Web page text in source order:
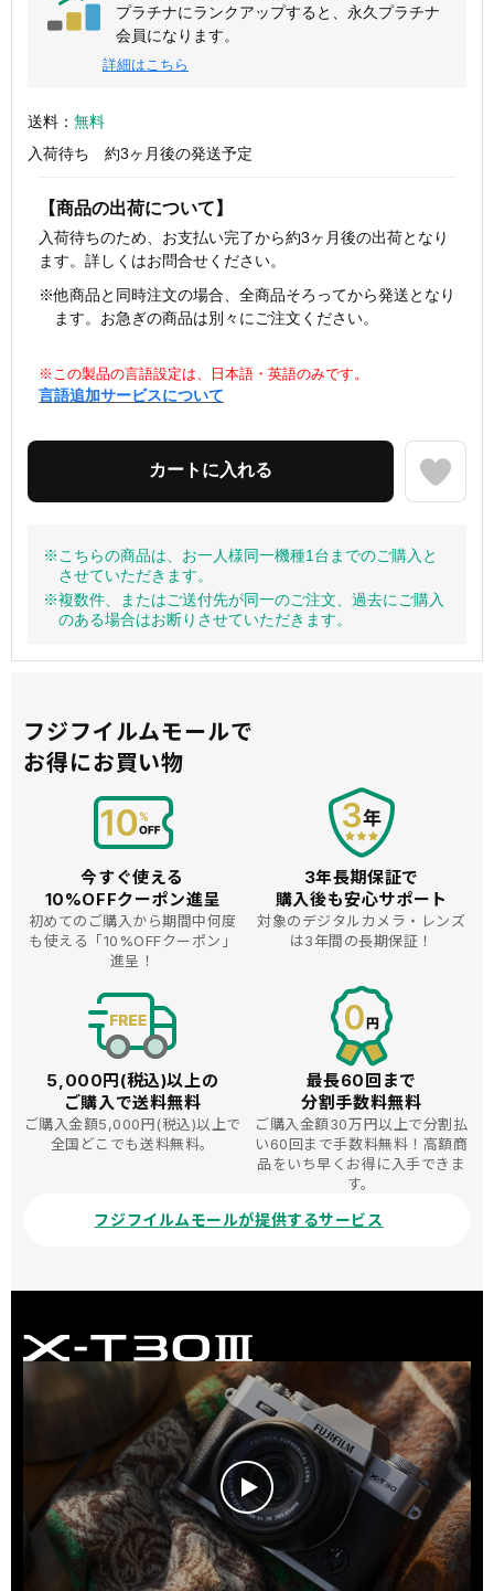
プラチナにランクアップすると、永久プラチナ
会員になります。
詳細はこちら
送料： 無料
入荷待ち 約3ヶ月後の発送予定
【商品の出荷について】
入荷待ちのため、お支払い完了から約3ヶ月後の出荷となり
ます。詳しくはお問合せください。
※他商品と同時注文の場合、全商品そろってから発送となり
ます。お急ぎの商品は別々にご注文ください。
※この製品の言語設定は、日本語・英語のみです。
言語追加サービスについて
※こちらの商品は、お一人様同一機種1台までのご購入と
させていただきます。
※複数件、またはご送付先が同一のご注文、過去にご購入
のある場合はお断りさせていただきます。
フジフイルムモールで
お得にお買い物
今すぐ使える
10%OFFクーポン進呈
初めてのご購入から期間中何度
も使える
「10%OFFクーポン」
進呈！
3年長期保証で
購入後も安心サポート
対象のデジタルカメラ・レンズ
は3年間の長期保証！
5,000円(税込)以上の
ご購入で送料無料
ご購入金額5,000円(税込)以上で
全国どこでも送料無料。
最長60回まで
分割手数料無料
ご購入金額30万円以上で分割払
い60回まで手数料無料！高額商
品をいち早くお得に入手できま
す。
フジフイルムモールが提供するサービス